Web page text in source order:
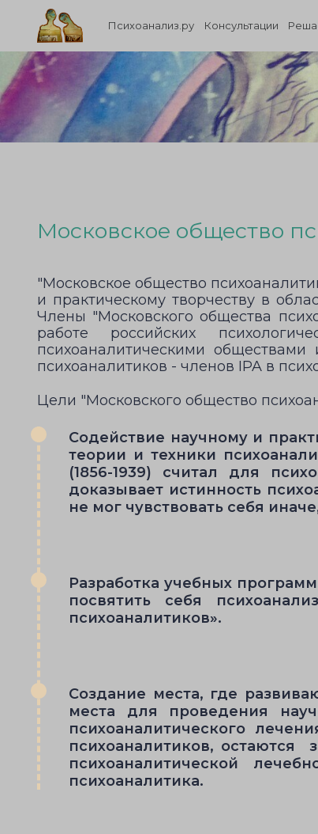
Психоанализ.ру Консультации
Московское общество
"Московское общество
и практическому творчеству в
Члены "Московского общества
работе российских
психоаналитическими
психоаналитиков - членов IPA в
Цели "Московского общество
Содействие научному и
теории и техники
(1856-1939) считал для
доказывает истинность
не мог чувствовать себя
Разработка учебных
посвятить себя
психоаналитиков».
Создание места, где
места для проведения
психоаналитического
психоаналитиков,
психоаналитической
психоаналитика.